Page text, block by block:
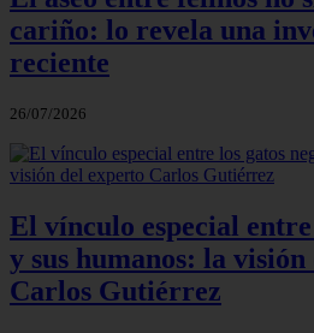
cariño: lo revela una
reciente
26/07/2026
El vínculo especial
y sus humanos: la
Carlos Gutiérrez